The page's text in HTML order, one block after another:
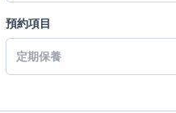
預約項目